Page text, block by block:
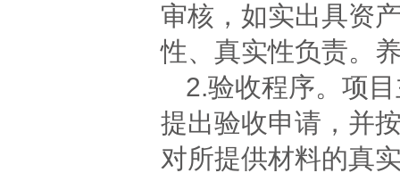
审核，如实出具资
性、真实性负责。
2.验收程序。项
提出验收申请，并
对所提供材料的真